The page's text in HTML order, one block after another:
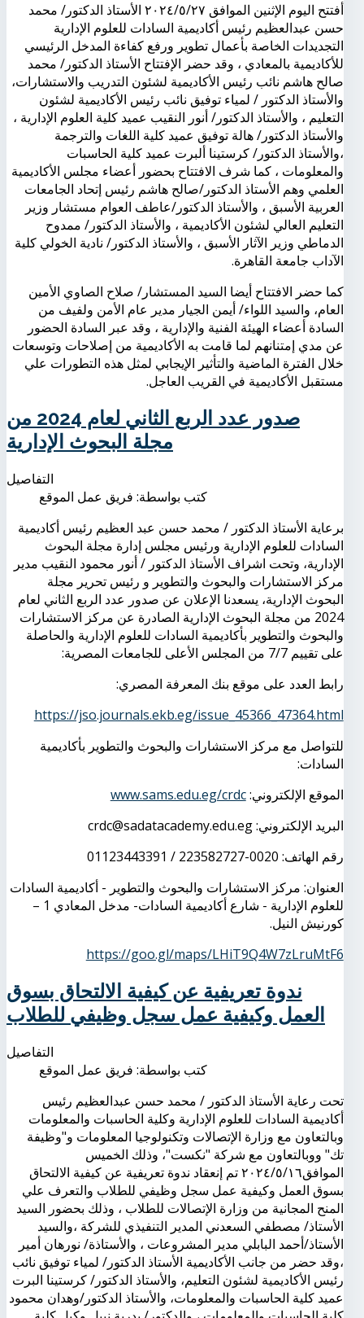
أفتتح اليوم الإثنين الموافق ٢٠٢٤/٥/٢٧ الأستاذ الدكتور/ محمد
حسن عبدالعظيم رئيس أكاديمية السادات للعلوم الإدارية
التجديدات الخاصة بأعمال تطوير ورفع كفاءة المدخل الرئيسي
للأكاديمية بالمعادي ، وقد حضر الإفتتاح الأستاذ الدكتور/ محمد
صالح هاشم نائب رئيس الأكاديمية لشئون التدريب والاستشارات،
والأستاذ الدكتور / لمياء توفيق نائب رئيس الأكاديمية لشئون
التعليم ، والأستاذ الدكتور/ أنور النقيب عميد كلية العلوم الإدارية ،
والأستاذ الدكتور/ هالة توفيق عميد كلية اللغات والترجمة
،والأستاذ الدكتور/ كرستينا ألبرت عميد كلية الحاسبات
والمعلومات ، كما شرف الافتتاح بحضور أعضاء مجلس الأكاديمية
العلمي وهم الأستاذ الدكتور/صالح هاشم رئيس إتحاد الجامعات
العربية الأسبق ، والأستاذ الدكتور/عاطف العوام مستشار وزير
التعليم العالي لشئون الأكاديمية ، والأستاذ الدكتور/ ممدوح
الدماطي وزير الآثار الأسبق ، والأستاذ الدكتور/ نادية الخولي كلية
الآداب جامعة القاهرة.
كما حضر الافتتاح أيضا السيد المستشار/ صلاح الصاوي الأمين
العام، والسيد اللواء/ أيمن الجيار مدير عام الأمن ولفيف من
السادة أعضاء الهيئة الفنية والإدارية ، وقد عبر السادة الحضور
عن مدي إمتنانهم لما قامت به الأكاديمية من إصلاحات وتوسعات
خلال الفترة الماضية والتأثير الإيجابي لمثل هذه التطورات علي
مستقبل الأكاديمية في القريب العاجل.
صدور عدد الربع الثاني لعام 2024 من
مجلة البحوث الإدارية
التفاصيل
كتب بواسطة: فريق عمل الموقع
برعاية الأستاذ الدكتور / محمد حسن عبد العظيم رئيس أكاديمية
السادات للعلوم الإدارية ورئيس مجلس إدارة مجلة البحوث
الإدارية، وتحت اشراف الأستاذ الدكتور / أنور محمود النقيب مدير
مركز الاستشارات والبحوث والتطوير و رئيس تحرير مجلة
البحوث الإدارية، يسعدنا الإعلان عن صدور عدد الربع الثاني لعام
2024 من مجلة البحوث الإدارية الصادرة عن مركز الاستشارات
والبحوث والتطوير بأكاديمية السادات للعلوم الإدارية والحاصلة
على تقييم 7/7 من المجلس الأعلى للجامعات المصرية:
رابط العدد على موقع بنك المعرفة المصري:
https://jso.journals.ekb.eg/issue_45366_47364.html
للتواصل مع مركز الاستشارات والبحوث والتطوير بأكاديمية
السادات:
الموقع الإلكتروني:www.sams.edu.eg/crdc
البريد الإلكتروني: crdc@sadatacademy.edu.eg
رقم الهاتف: 0020-223582727 / 01123443391
العنوان: مركز الاستشارات والبحوث والتطوير - أكاديمية السادات
للعلوم الإدارية - شارع أكاديمية السادات- مدخل المعادي 1 –
كورنيش النيل.
https://goo.gl/maps/LHiT9Q4W7zLruMtF6
ندوة تعريفية عن كيفية الالتحاق بسوق
العمل وكيفية عمل سجل وظيفي للطلاب
التفاصيل
كتب بواسطة: فريق عمل الموقع
تحت رعاية الأستاذ الدكتور / محمد حسن عبدالعظيم رئيس
أكاديمية السادات للعلوم الإدارية وكلية الحاسبات والمعلومات
وبالتعاون مع وزارة الإتصالات وتكنولوجيا المعلومات و"وظيفة
تك" ووبالتعاون مع شركة "نكست"، وذلك الخميس
الموافق٢٠٢٤/٥/١٦ تم إنعقاد ندوة تعريفية عن كيفية الالتحاق
بسوق العمل وكيفية عمل سجل وظيفي للطلاب والتعرف علي
المنح المجانية من وزارة الإتصالات للطلاب ، وذلك بحضور السيد
الأستاذ/ مصطفي السعدني المدير التنفيذي للشركة ،والسيد
الأستاذ/أحمد البابلي مدير المشروعات ، والأستاذة/ نورهان أمير
،وقد حضر من جانب الأكاديمية الأستاذ الدكتور/ لمياء توفيق نائب
رئيس الأكاديمية لشئون التعليم، والأستاذ الدكتور/ كرستينا البرت
عميد كلية الحاسبات والمعلومات، والأستاذ الدكتور/وهدان محمود